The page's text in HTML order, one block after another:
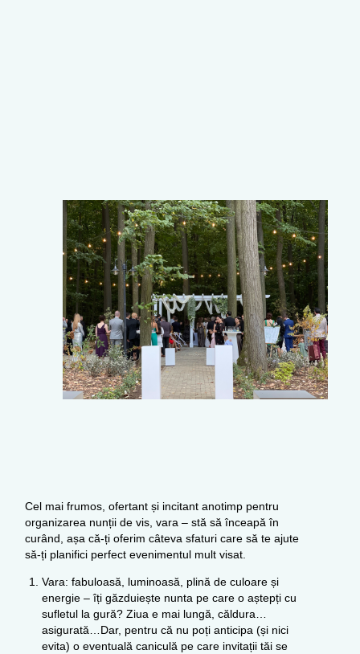
Cel mai frumos, ofertant și incitant anotimp pentru
organizarea nunții de vis, vara – stă să înceapă în
curând, așa că-ți oferim câteva sfaturi care să te ajute
să-ți planifici perfect evenimentul mult visat.
Vara: fabuloasă, luminoasă, plină de culoare și
energie – îți găzduiește nunta pe care o aștepți cu
sufletul la gură? Ziua e mai lungă, căldura…
asigurată…Dar, pentru că nu poți anticipa (și nici
evita) o eventuală caniculă pe care invitații tăi se